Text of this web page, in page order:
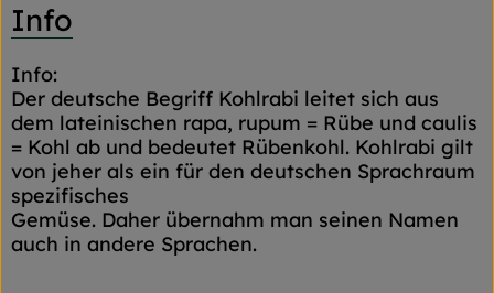
Jetzt bestellen
Info
Info:
Der deutsche Begriff Kohlrabi leitet sich aus
dem lateinischen rapa, rupum = Rübe und caulis
= Kohl ab und bedeutet Rübenkohl. Kohlrabi gilt
von jeher als ein für den deutschen Sprachraum
spezifisches
Gemüse. Daher übernahm man seinen Namen
auch in andere Sprachen.